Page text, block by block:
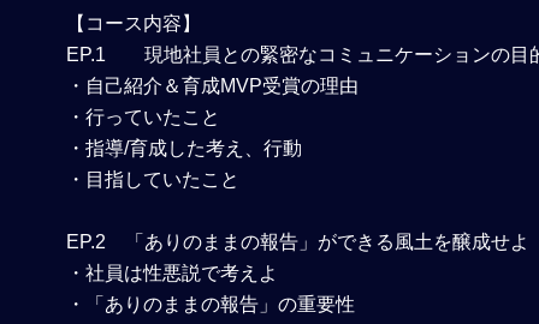
【コース内容】
EP.1 現地社員との緊密なコミュニケーションの目
・自己紹介＆育成MVP受賞の理由
・行っていたこと
・指導/育成した考え、行動
・目指していたこと
EP.2
「ありのままの報告」ができる風土を醸成せよ
・社員は性悪説で考えよ
・「ありのままの報告」の重要性